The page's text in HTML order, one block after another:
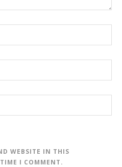
WEBSITE IN THIS
I COMMENT.